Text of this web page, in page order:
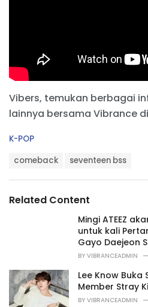
Vibers, temukan berbagai
lainnya bersama Vibrance di
C
r
K-POP
:
comeback seventeen bss
Related Content
Mingi ATEEZ
untuk kali
Gayo Daejeon
BY VIBRANCEADMIN
Lee Know
Member Stray
BY VIBRANCEADMIN